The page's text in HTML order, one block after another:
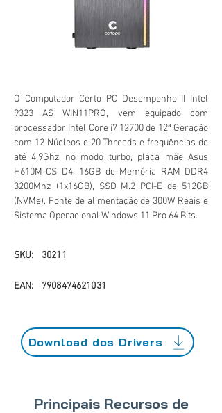
O Computador Certo PC Desempenho II Intel
9323 AS WIN11PRO, vem equipado com
processador Intel Core i7 12700 de 12ª Geração
com 12 Núcleos e 20 Threads e frequências de
até 4.9Ghz no modo turbo, placa mãe Asus
H610M-CS D4, 16GB de Memória RAM DDR4
3200Mhz (1x16GB), SSD M.2 PCI-E de 512GB
(NVMe), Fonte de alimentação de 300W Reais e
Sistema Operacional Windows 11 Pro 64 Bits.
SKU: 30211
EAN: 7908474621031
Download dos Drivers
Principais Recursos de